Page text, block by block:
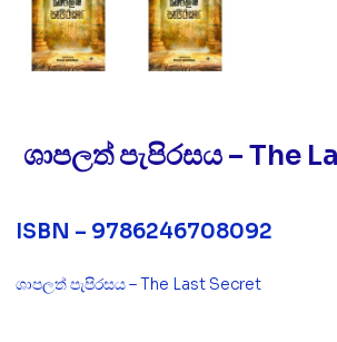
ශාපලත් පැපිරසය – The
ISBN – 9786246708092
ශාපලත් පැපිරසය – The Last Secret